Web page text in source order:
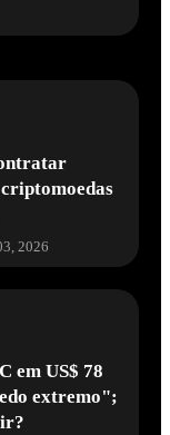
2026
em US$ 78
extremo";